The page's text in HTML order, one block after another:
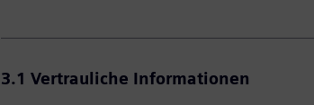
3.1 Vertrauliche Informationen